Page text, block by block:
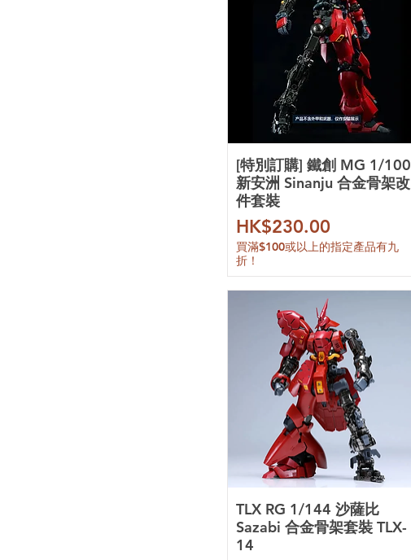
[特別訂購] 鐵創 MG 1/100
新安洲 Sinanju 合金骨架改
件套裝
價格
HK$230.00
買滿$100或以上的指定產品有九
折！
TLX RG 1/144 沙薩比
Sazabi 合金骨架套裝 TLX-
14